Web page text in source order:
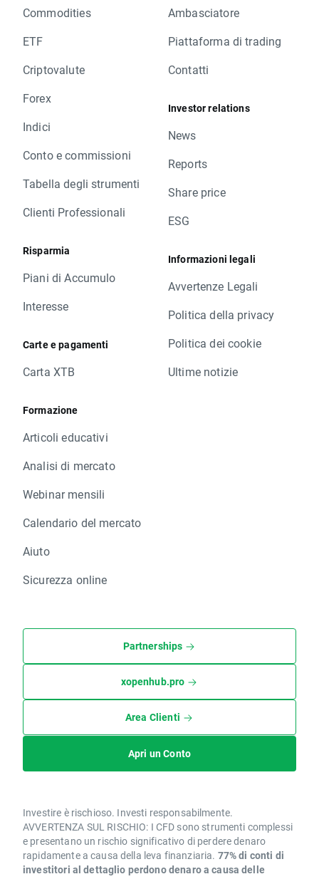
Commodities
ETF
Criptovalute
Forex
Indici
Conto e commissioni
Tabella degli strumenti
Clienti Professionali
Risparmia
Piani di Accumulo
Interesse
Carte e pagamenti
Carta XTB
Formazione
Articoli educativi
Analisi di mercato
Webinar mensili
Calendario del mercato
Aiuto
Sicurezza online
Ambasciatore
Piattaforma di trading
Contatti
Investor relations
News
Reports
Share price
ESG
Informazioni legali
Avvertenze Legali
Politica della privacy
Politica dei cookie
Ultime notizie
Partnerships
xopenhub.pro
Area Clienti
Apri un Conto
Investire è rischioso. Investi responsabilmente.
AVVERTENZA SUL RISCHIO: I CFD sono strumenti complessi
e presentano un rischio significativo di perdere denaro
rapidamente a causa della leva finanziaria. 77% di conti di
investitori al dettaglio perdono denaro a causa delle